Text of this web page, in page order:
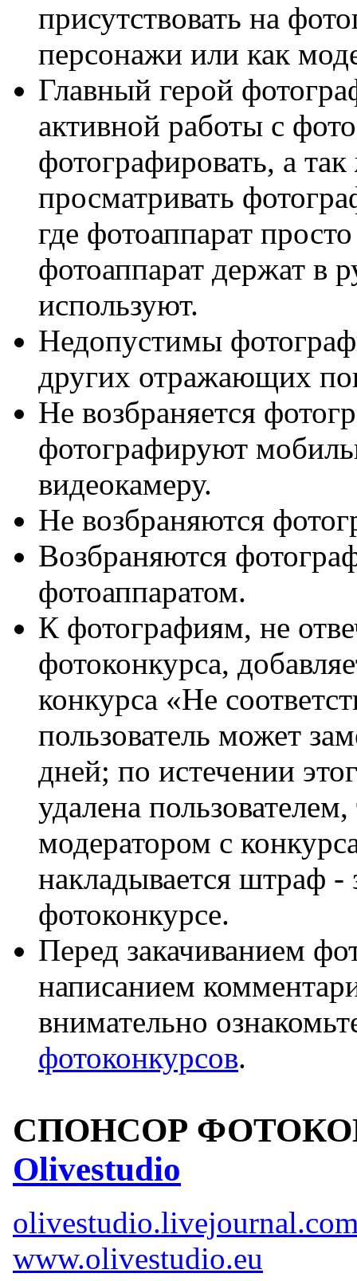
присутствовать на
персонажи или как
Главный герой
активной работы с
фотографировать, а
просматривать
где фотоаппарат
фотоаппарат держат в
используют.
Недопустимы
других отражающих
Не возбраняется
фотографируют
видеокамеру.
Не возбраняются
Возбраняются
фотоаппаратом.
К фотографиям, не
фотоконкурса,
конкурса «Не
пользователь может
дней; по истечении
удалена
модератором с
накладывается штраф -
фотоконкурсе.
Перед закачиванием
написанием
внимательно
фотоконкурсов.
СПОНСОР
Olivestudio
www.olivestudio.eu